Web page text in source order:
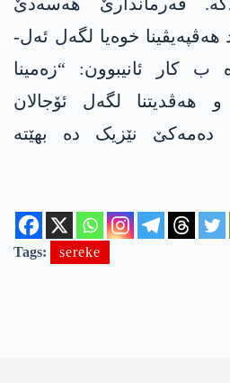
خوەیا لگەل ئەل-
ب کار ئانیبوون: “زەمینا
و ھەڤدیتنا لگەل ئۆجالان
دەمەکێ نێزیک دە بهێتە
Tags: sereke